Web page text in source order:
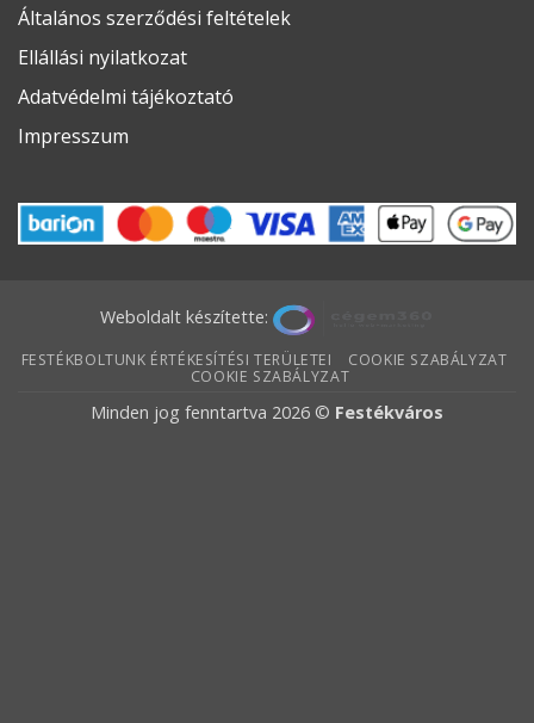
Általános szerződési feltételek
Ellállási nyilatkozat
Adatvédelmi tájékoztató
Impresszum
Weboldalt készítette:
FESTÉKBOLTUNK ÉRTÉKESÍTÉSI TERÜLETEI
COOKIE SZABÁLYZAT
COOKIE SZABÁLYZAT
Minden jog fenntartva 2026 © Festékváros